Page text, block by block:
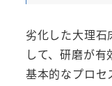
劣化した大理
して、研磨が
基本的なプロセ